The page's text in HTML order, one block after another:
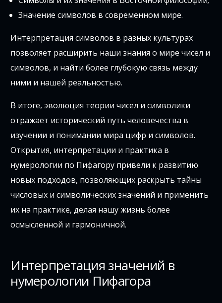
Значение символов в современном мире.
Интерпретация символов в разных культурах
позволяет расширить наши знания о мире чисел и
символов, и найти более глубокую связь между
ними и нашей реальностью.
В итоге, эволюция теории чисел и символики
отражает исторический путь человечества в
изучении и понимании мира цифр и символов.
Открытия, интерпретации и практика в
нумерологии по Пифагору привели к развитию
новых подходов, позволяющих раскрыть тайны
числовых и символических значений и применить
их на практике, делая нашу жизнь более
осмысленной и гармоничной.
Интерпретация значений в
нумерологии Пифагора